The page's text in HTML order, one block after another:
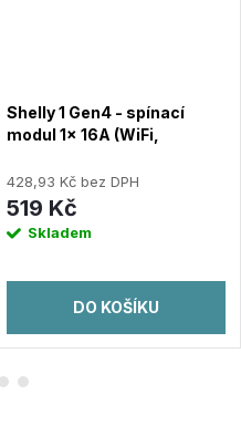
Shelly 1 Gen4 - spínací
modul 1x 16A (WiFi,
428,93 Kč bez DPH
519 Kč
Skladem
DO KOŠÍKU